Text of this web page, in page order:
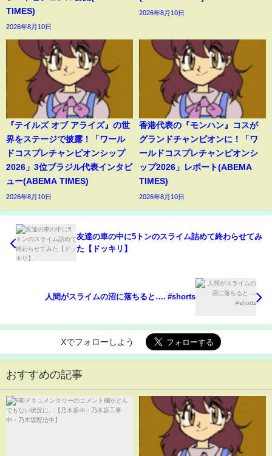
TIMES)
2026年8月10日
2026年8月10日
『テイルズ オブ アライズ』の世
界をステージで披露！「ワール
ドコスプレチャンピオンシップ
2026」3位ブラジル代表インタビ
ュー(ABEMA TIMES)
2026年8月10日
香港代表の『モンハン』コスが
グランドチャンピオンに！「ワ
ールドコスプレチャンピオンシ
ップ2026」レポート(ABEMA
TIMES)
2026年8月10日
友達の車の中に5トンのスライム詰めて終わらせてみ
た【ドッキリ】
人間がスライムの沼に落ちると…. #shorts
Xでフォローしよう
おすすめの記事